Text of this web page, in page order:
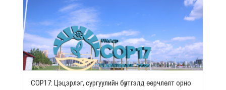
СОР17: Цэцэрлэг, сургуулийн бүртгэлд өөрчлөлт орно